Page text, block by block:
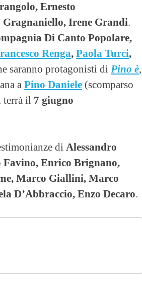
Ernesto
Gragnaniello, Irene Grandi.
Di Canto Popolare,
Renga, Paola Turci,
saranno protagonisti di Pino è,
a Pino Daniele (scomparso
terrà il 7 giugno
di Alessandro
Favino, Enrico Brignano,
Marco Giallini, Marco
D’Abbraccio, Enzo Decaro.